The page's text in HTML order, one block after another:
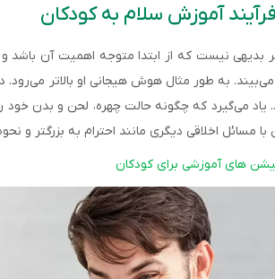
آموزش سلام به کودکان
نیست که از ابتدا متوجه اهمیت آن باشد و
به طور مثال هوش هیجانی او بالاتر می‌رود.
یاد می‌گیرد که چگونه حالت چهره، لحن و بدن خود
مسائل اخلاقی دیگری مانند احترام به بزرگتر و
های آموزشی برای کودکان